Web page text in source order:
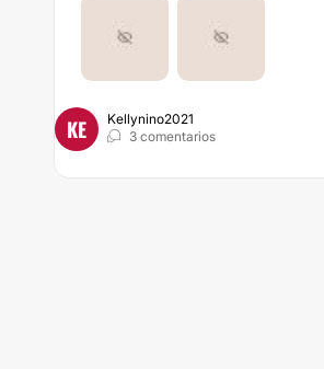
KE
Kellynino2021
3 comentarios